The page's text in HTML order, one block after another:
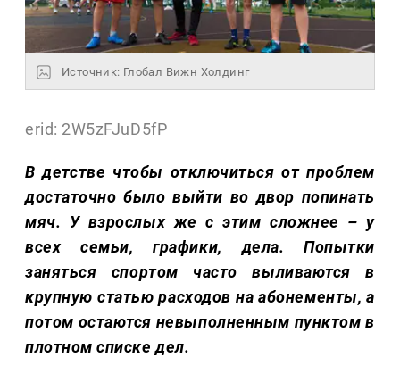
Источник: Глобал Вижн Холдинг
erid: 2W5zFJuD5fP
В детстве чтобы отключиться от проблем
достаточно было выйти во двор попинать
мяч. У взрослых же с этим сложнее – у
всех семьи, графики, дела. Попытки
заняться спортом часто выливаются в
крупную статью расходов на абонементы, а
потом остаются невыполненным пунктом в
плотном списке дел.